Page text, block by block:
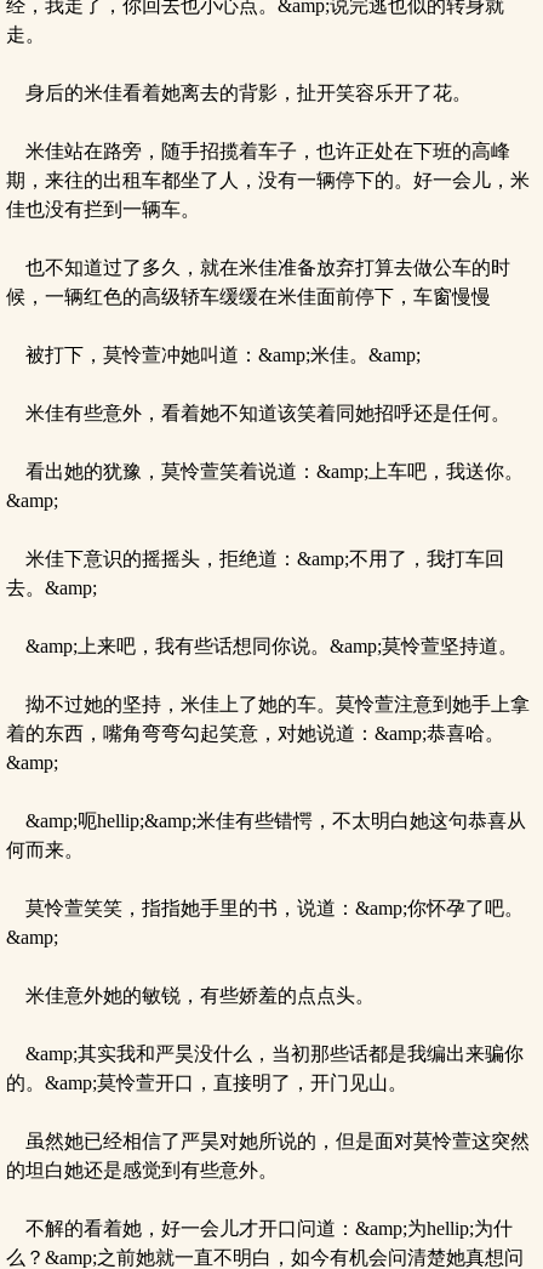
经，我走了，你回去也小心点。&amp;说完逃也似的转身就
走。
身后的米佳看着她离去的背影，扯开笑容乐开了花。
米佳站在路旁，随手招揽着车子，也许正处在下班的高峰
期，来往的出租车都坐了人，没有一辆停下的。好一会儿，米
佳也没有拦到一辆车。
也不知道过了多久，就在米佳准备放弃打算去做公车的时
候，一辆红色的高级轿车缓缓在米佳面前停下，车窗慢慢
被打下，莫怜萱冲她叫道：&amp;米佳。&amp;
米佳有些意外，看着她不知道该笑着同她招呼还是任何。
看出她的犹豫，莫怜萱笑着说道：&amp;上车吧，我送你。
&amp;
米佳下意识的摇摇头，拒绝道：&amp;不用了，我打车回
去。&amp;
&amp;上来吧，我有些话想同你说。&amp;莫怜萱坚持道。
拗不过她的坚持，米佳上了她的车。莫怜萱注意到她手上拿
着的东西，嘴角弯弯勾起笑意，对她说道：&amp;恭喜哈。
&amp;
&amp;呃hellip;&amp;米佳有些错愕，不太明白她这句恭喜从
何而来。
莫怜萱笑笑，指指她手里的书，说道：&amp;你怀孕了吧。
&amp;
米佳意外她的敏锐，有些娇羞的点点头。
&amp;其实我和严昊没什么，当初那些话都是我编出来骗你
的。&amp;莫怜萱开口，直接明了，开门见山。
虽然她已经相信了严昊对她所说的，但是面对莫怜萱这突然
的坦白她还是感觉到有些意外。
不解的看着她，好一会儿才开口问道：&amp;为hellip;为什
么？&amp;之前她就一直不明白，如今有机会问清楚她真想问